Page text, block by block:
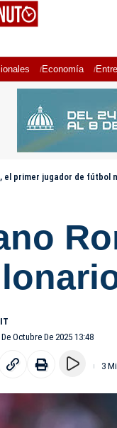
Economía
el primer jugador de fútbol
Octubre De 2025 13:48
3